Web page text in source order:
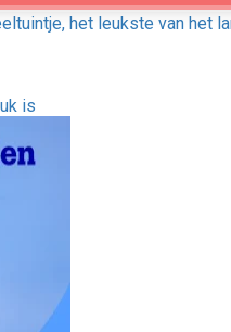
het leukste van het
is